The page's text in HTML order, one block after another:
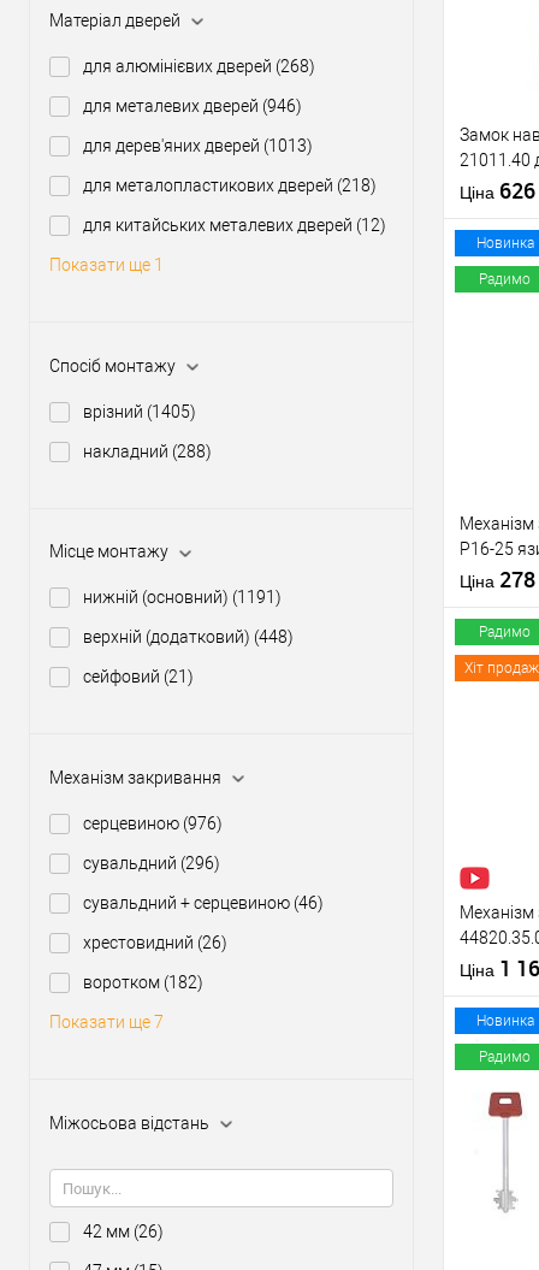
Матеріал дверей
для алюмінієвих дверей (268)
для металевих дверей (946)
для дерев'яних дверей (1013)
для металопластикових дверей (218)
для китайських металевих дверей (12)
Показати ще 1
Спосіб монтажу
врізний (1405)
накладний (288)
Місце монтажу
нижній (основний) (1191)
верхній (додатковий) (448)
сейфовий (21)
Механізм закривання
серцевиною (976)
сувальдний (296)
сувальдний + серцевиною (46)
хрестовидний (26)
воротком (182)
Показати ще 7
Міжосьова відстань
42 мм (26)
Матеріал
Країна
Міжосьова
відстань
Замок
21011.40
ключа)
Ціна 626
У
Тип товару
Тип ключа
Країна
Новинка
Радимо
Механізм
P16-25
матовий
Ціна 278
У
Виробник
Тип товару
Матеріал
Країна
Міжосьова
відстань
Радимо
Хіт
Механізм
Ціна 1
У
Новинка
Радимо